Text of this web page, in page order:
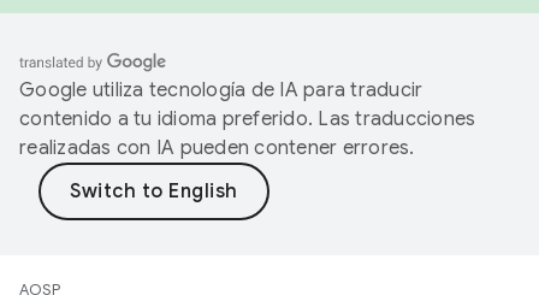
Google utiliza tecnología de IA para traducir
contenido a tu idioma preferido. Las traducciones
realizadas con IA pueden contener errores.
AOSP